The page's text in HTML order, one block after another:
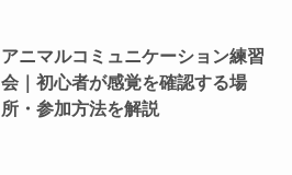
アニマルコミュニケーション練習
会｜初心者が感覚を確認する場
所・参加方法を解説